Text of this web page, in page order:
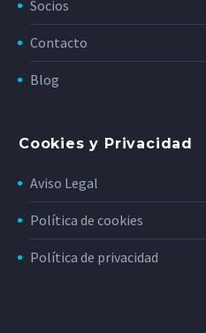
Socios
Contacto
Blog
Cookies y Privacidad
Aviso Legal
Política de cookies
Política de privacidad